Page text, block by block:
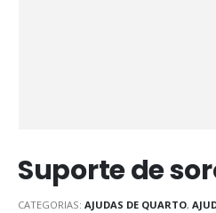
Suporte de
CATEGORIAS: AJUDAS DE QUARTO,